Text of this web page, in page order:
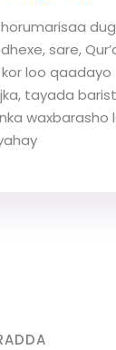
sare,
loo qaadayo
tayada
waxbarasho